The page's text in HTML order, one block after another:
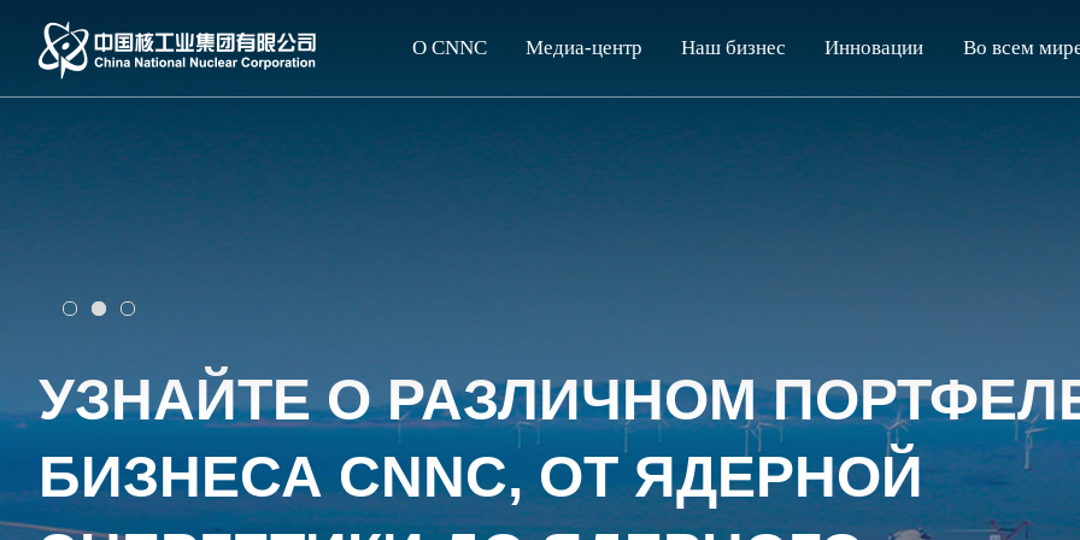
О CNNC Медиа-центр Наш бизнес Инновации Во всем
ЛИДЕР СЕРВИСА ЯДЕРНЫХ
ЭНЕРГЕТИЧЕСКИХ ТЕХНОЛОГИЙ